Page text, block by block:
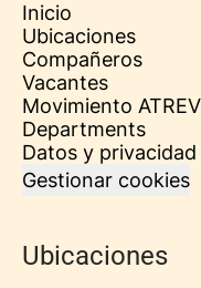
Inicio
Ubicaciones
Compañeros
Vacantes
Movimiento
Departments
Datos y privacidad
Gestionar cookies
Ubicaciones